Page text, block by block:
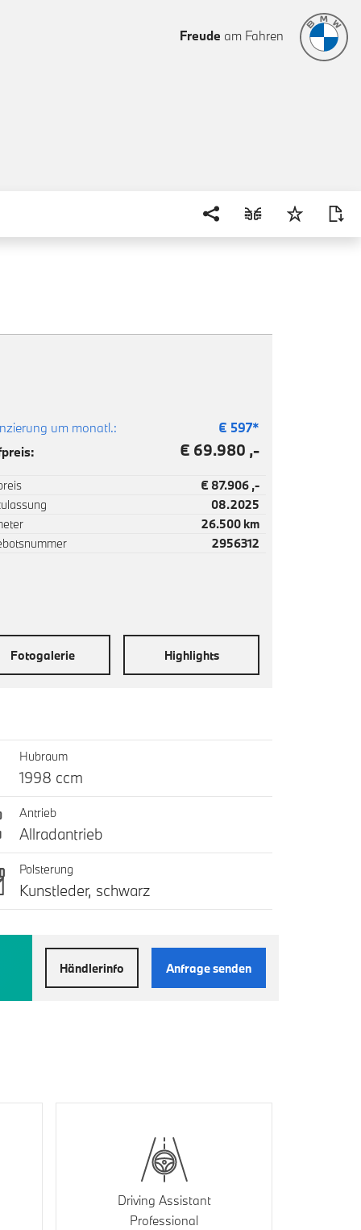
Freude am Fahren
um monatl.: € 597*
€ 69.980 ,-
€ 87.906 ,-
08.2025
26.500 km
2956312
Fotogalerie Highlights
Hubraum
1998 ccm
Antrieb
Allradantrieb
Polsterung
Kunstleder, schwarz
Händlerinfo Anfrage senden
Driving Assistant
Professional